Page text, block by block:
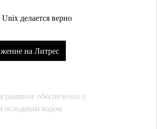
делается верно
на Литрес
обеспечение с
исходным кодом